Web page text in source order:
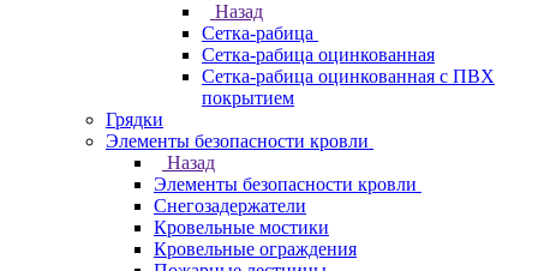
Назад
Сетка-рабица
Сетка-рабица оцинкованная
Сетка-рабица оцинкованная с ПВХ
покрытием
Грядки
Элементы безопасности кровли
Назад
Элементы безопасности кровли
Снегозадержатели
Кровельные мостики
Кровельные ограждения